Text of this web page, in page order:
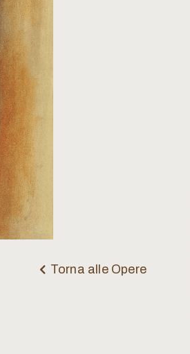
Torna alle Opere